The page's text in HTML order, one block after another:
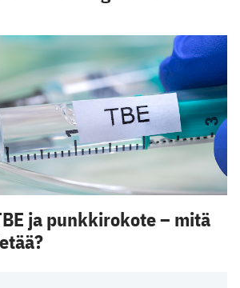
ja punkkirokote – mitä